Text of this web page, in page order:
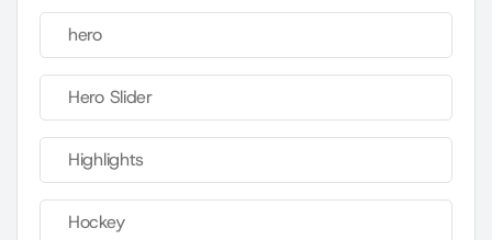
hero
Hero Slider
Highlights
Hockey